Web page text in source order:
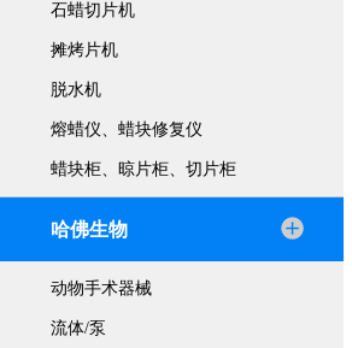
石蜡切片机
摊烤片机
脱水机
熔蜡仪、蜡块修复仪
蜡块柜、晾片柜、切片柜
哈佛生物
动物手术器械
流体/泵